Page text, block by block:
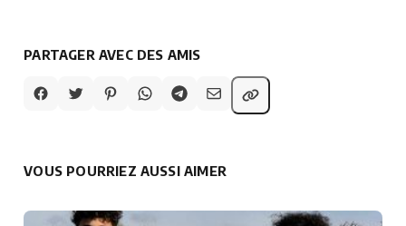
PARTAGER AVEC DES AMIS
VOUS POURRIEZ AUSSI AIMER